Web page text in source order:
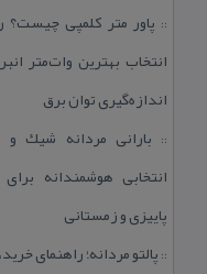
:: پاور متر كلمپی چیست؟
انتخاب بهترین وات‌متر
اندازه‌گیری توان برق
:: بارانی مردانه شیك
انتخابی هوشمندانه برای
پاییزی و زمستانی
:: پالتو مردانه؛ راهنمای